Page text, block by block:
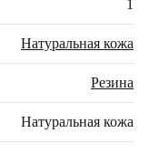
1
Натуральная кожа
Резина
Натуральная кожа